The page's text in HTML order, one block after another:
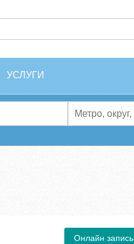
УСЛУГИ
Онлайн запись